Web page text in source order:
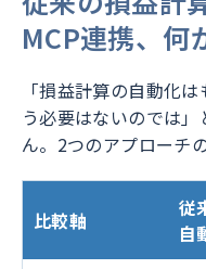
MCP連携、何
「損益計算の自動化
う必要はないのでは
ん。2つのアプローチ
比較軸
従
自